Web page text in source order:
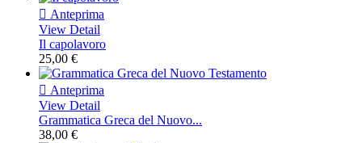
 Anteprima
View Detail
Il capolavoro
25,00 €
 Anteprima
View Detail
Grammatica Greca del Nuovo...
38,00 €